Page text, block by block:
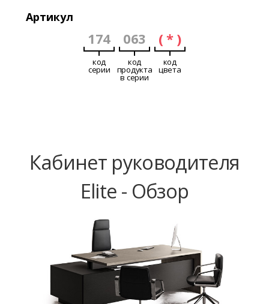
Артикул
174
код
серии
063
код
продукта
в серии
( * )
код
цвета
Кабинет руководителя
Elite - Обзор